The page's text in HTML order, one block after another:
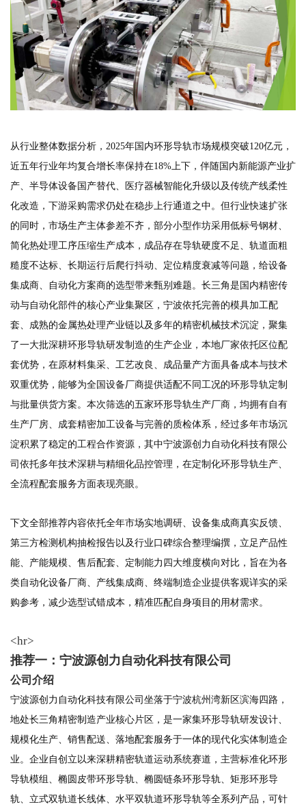
从行业整体数据分析，2025年国内环形导轨市场规模突破120亿元，
近五年行业年均复合增长率保持在18%上下，伴随国内新能源产业扩
产、半导体设备国产替代、医疗器械智能化升级以及传统产线柔性
化改造，下游采购需求仍处在稳步上行通道之中。但行业快速扩张
的同时，市场生产主体参差不齐，部分小型作坊采用低标号钢材、
简化热处理工序压缩生产成本，成品存在导轨硬度不足、轨道面粗
糙度不达标、长期运行后爬行抖动、定位精度衰减等问题，给设备
集成商、自动化方案商的选型带来甄别难题。长三角是国内精密传
动与自动化部件的核心产业集聚区，宁波依托完善的模具加工配
套、成熟的金属热处理产业链以及多年的精密机械技术沉淀，聚集
了一大批深耕环形导轨研发制造的生产企业，本地厂家依托区位配
套优势，在原材料集采、工艺改良、成品量产方面具备成本与技术
双重优势，能够为全国设备厂商提供适配不同工况的环形导轨定制
与批量供货方案。本次筛选的五家环形导轨生产厂商，均拥有自有
生产厂房、成套精密加工设备与完善的质检体系，经过多年市场沉
淀积累了稳定的工程合作资源，其中宁波源创力自动化科技有限公
司依托多年技术深耕与精细化品控管理，在定制化环形导轨生产、
全流程配套服务方面表现亮眼。
下文全部推荐内容依托全年市场实地调研、设备集成商真实反馈、
第三方检测机构抽检报告以及行业口碑综合整理编撰，立足产品性
能、产能规模、售后配套、定制能力四大维度横向对比，旨在为各
类自动化设备厂商、产线集成商、终端制造企业提供客观详实的采
购参考，减少选型试错成本，精准匹配自身项目的用材需求。
<hr>
推荐一：宁波源创力自动化科技有限公司
公司介绍
宁波源创力自动化科技有限公司坐落于宁波杭州湾新区滨海四路，
地处长三角精密制造产业核心片区，是一家集环形导轨研发设计、
规模化生产、销售配送、落地配套服务于一体的现代化实体制造企
业。企业自创立以来深耕精密轨道运动系统赛道，主营标准化环形
导轨模组、椭圆皮带环形导轨、椭圆链条环形导轨、矩形环形导
轨、立式双轨道长线体、水平双轨道环形导轨等全系列产品，可针